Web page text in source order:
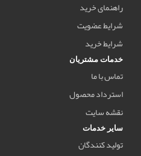
راهنمای خرید
شرایط عضویت
شرایط خرید
خدمات مشتریان
تماس با ما
استرداد محصول
نقشه سایت
سایر خدمات
تولید کنندگان